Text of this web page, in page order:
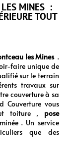
LES MINES :
TOUT
les Mines .
faire unique de
sur le terrain
travaux sur
couverture à sa
Couverture vous
et toiture , pose
. Un service
que des